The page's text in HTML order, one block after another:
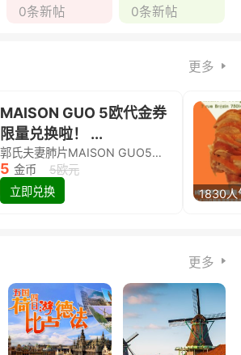
0条新帖 0条新帖
更多
MAISON GUO 5欧代金券
限量兑换啦！ ...
郭氏夫妻肺片MAISON GUO5欧代金券限量兑换啦！
5 金币
5欧元
立即兑换
1830人
更多